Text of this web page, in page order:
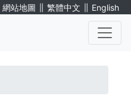
網站地圖 ∥ 繁體中文 ∥ English